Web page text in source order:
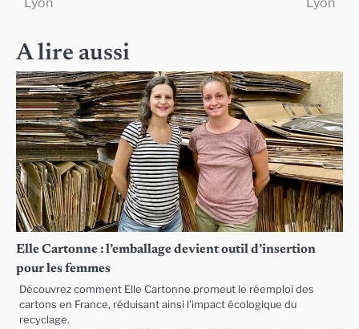
A lire aussi
Elle Cartonne : l’emballage devient outil d’insertion
pour les femmes
Découvrez comment Elle Cartonne promeut le réemploi des
cartons en France, réduisant ainsi l’impact écologique du
recyclage.